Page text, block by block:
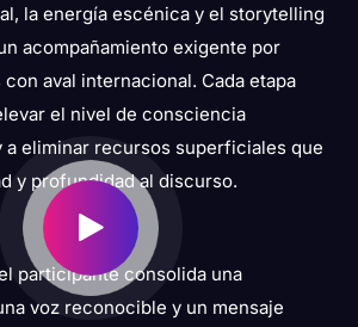
la energía escénica y el storytelling
acompañamiento exigente por
aval internacional. Cada etapa
el nivel de consciencia
a eliminar recursos superficiales que
y profundidad al discurso.
participante consolida una
voz reconocible y un mensaje